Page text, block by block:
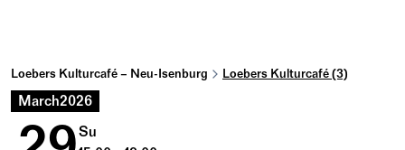
Loebers Kulturcafé – Neu-Isenburg Loebers Kulturcafé (3)
March2026
Su